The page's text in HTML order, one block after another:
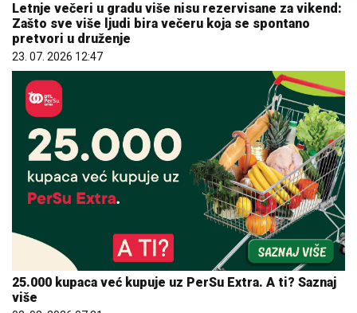
Letnje večeri u gradu više nisu rezervisane za vikend:
Zašto sve više ljudi bira večeru koja se spontano
pretvori u druženje
23. 07. 2026 12:47
25.000 kupaca već kupuje uz PerSu Extra. A ti? Saznaj
više